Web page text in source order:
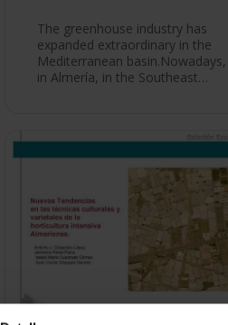
The greenhouse industry has
expanded extraordinary in the
Mediterranean basin.Nowadays,
in Almería, in the Southeast…